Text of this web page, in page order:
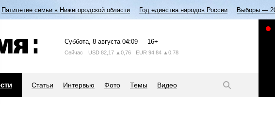
Пятилетие семьи в Нижегородской области Год единства народов России Выборы —
Суббота, 8 августа 04:09 16+
Сейчас USD 82,17 ▲0,76 EUR 94,84 ▲0,78
Статьи Интервью Фото Темы Видео